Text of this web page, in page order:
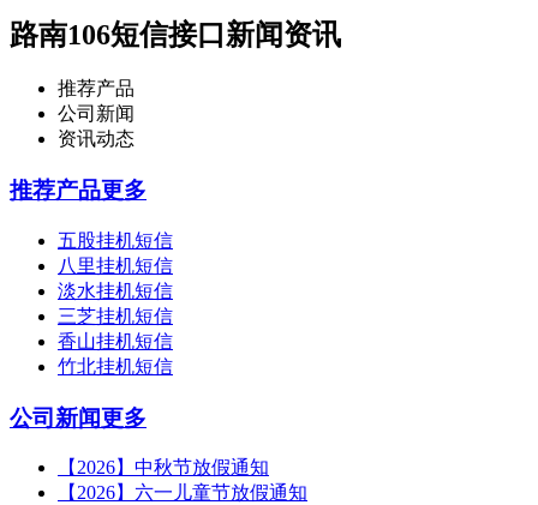
路南106短信接口新闻资讯
推荐产品
公司新闻
资讯动态
推荐产品更多
五股挂机短信
八里挂机短信
淡水挂机短信
三芝挂机短信
香山挂机短信
竹北挂机短信
公司新闻更多
【2026】中秋节放假通知
【2026】六一儿童节放假通知